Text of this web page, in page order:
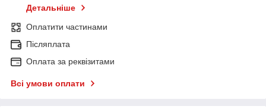
Детальніше
Оплатити частинами
Післяплата
Оплата за реквізитами
Всі умови оплати